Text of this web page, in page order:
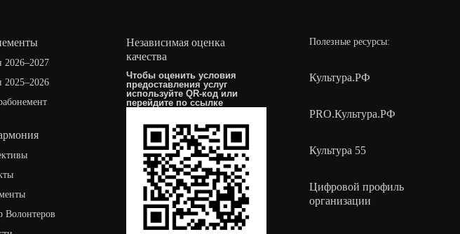
2026–2027
2025–2026
Волонтеров
Независимая оценка
качества
Чтобы оценить условия
предоставления услуг
используйте QR-код или
перейдите поссылке
Полезные ресурсы:
Культура.РФ
PRO.Культура.РФ
Культура 55
Цифровой профиль
организации